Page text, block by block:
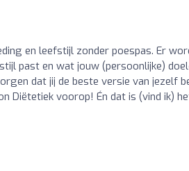
en leefstijl zonder poespas. Er
past en wat jouw (persoonlijke)
dat jij de beste versie van jezelf
Diëtetiek voorop! Én dat is (vind ik)